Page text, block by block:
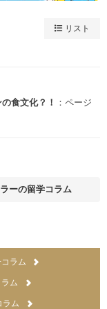
リスト
食文化？！
：ページ
ーの留学コラム
ラム
ム
ラム